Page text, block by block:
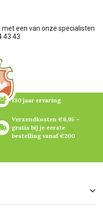
een van onze specialisten
43 43.
130 jaar ervaring
Verzendkosten €6,95 –
gratis bij je eerste
bestelling vanaf €200